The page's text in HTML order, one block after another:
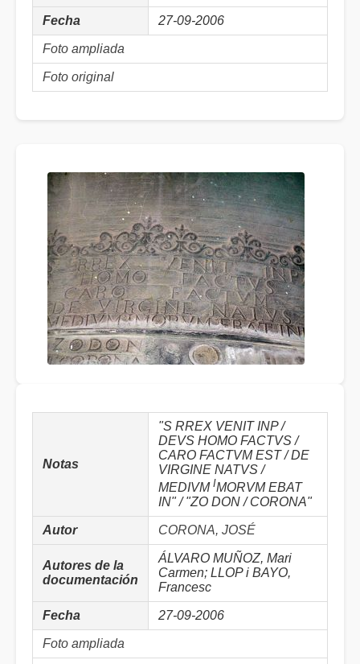
Fecha 27-09-2006
Foto ampliada
Foto original
Notas
"S RREX VENIT INP /
DEVS HOMO FACTVS /
CARO FACTVM EST / DE
VIRGINE NATVS /
MEDIVM IMORVM EBAT
IN" / "ZO DON / CORONA"
Autor CORONA, JOSÉ
Autores de la
documentación
ÁLVARO MUÑOZ, Mari
Carmen; LLOP i BAYO,
Francesc
Fecha 27-09-2006
Foto ampliada